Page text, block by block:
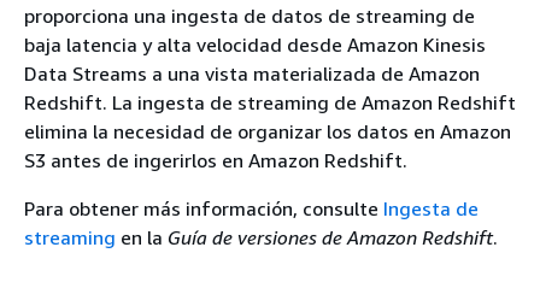
proporciona una ingesta de datos de streaming de
baja latencia y alta velocidad desde Amazon Kinesis
Data Streams a una vista materializada de Amazon
Redshift. La ingesta de streaming de Amazon Redshift
elimina la necesidad de organizar los datos en Amazon
S3 antes de ingerirlos en Amazon Redshift.
Para obtener más información, consulte Ingesta de
streaming en la Guía de versiones de Amazon Redshift.